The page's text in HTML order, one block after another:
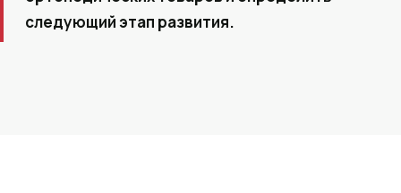
следующий этап развития.